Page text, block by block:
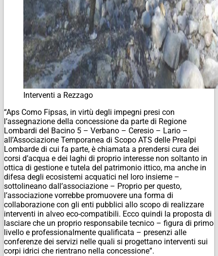
Interventi a Rezzago
“Aps Como Fipsas, in virtù degli impegni presi con
l’assegnazione della concessione da parte di Regione
Lombardi del Bacino 5 – Verbano – Ceresio – Lario –
all’Associazione Temporanea di Scopo ATS delle Prealpi
Lombarde di cui fa parte, è chiamata a prendersi cura dei
corsi d’acqua e dei laghi di proprio interesse non soltanto in
ottica di gestione e tutela del patrimonio ittico, ma anche in
difesa degli ecosistemi acquatici nel loro insieme –
sottolineano dall’associazione – Proprio per questo,
l’associazione vorrebbe promuovere una forma di
collaborazione con gli enti pubblici allo scopo di realizzare
interventi in alveo eco-compatibili. Ecco quindi la proposta di
lasciare che un proprio responsabile tecnico – figura di primo
livello e professionalmente qualificata – presenzi alle
conferenze dei servizi nelle quali si progettano interventi sui
corpi idrici che rientrano nella concessione”.